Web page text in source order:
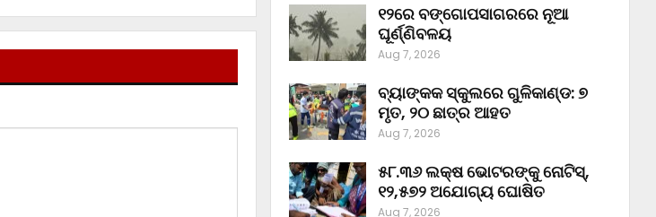
୧୨ରେ ବଙ୍ଗୋପସାଗରରେ ନୂଆ
ଘୂର୍ଣ୍ଣିବଳୟ
Aug 7, 2026
ବ୍ୟାଙ୍କକ ସ୍କୁଲରେ ଗୁଳିକାଣ୍ଡ: ୭
ମୃତ, ୨୦ ଛାତ୍ର ଆହତ
Aug 7, 2026
୫୮.୩୬ ଲକ୍ଷ ଭୋଟରଙ୍କୁ ନୋଟିସ୍‌,
୧୨,୫୭୨ ଅଯୋଗ୍ୟ ଘୋଷିତ
Aug 7, 2026